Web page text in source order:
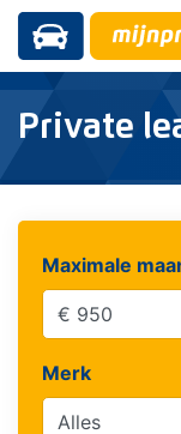
Private
Maximale
Merk